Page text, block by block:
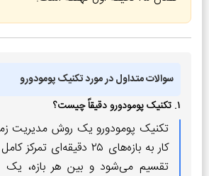
سوالات متداول در مورد تکنیک پومودورو
۱. تکنیک پومودورو دقیقاً چیست؟
تکنیک پومودورو یک روش مدیریت
کار به بازه‌های ۲۵ دقیقه‌ای